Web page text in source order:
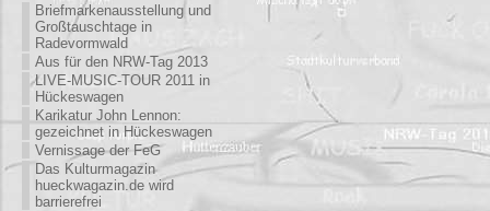
Briefmarkenausstellung und
Großtauschtage in
Radevormwald
Aus für den NRW-Tag 2013
LIVE-MUSIC-TOUR 2011 in
Hückeswagen
Karikatur John Lennon:
gezeichnet in Hückeswagen
Vernissage der FeG
Das Kulturmagazin
hueckwagazin.de wird
barrierefrei